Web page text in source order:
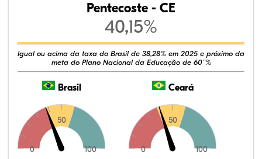
Pentecoste - CE
40,15%
Igual ou acima da taxa do Brasil de 38,28% em 2025 e próximo da
meta do Plano Nacional da Educação de 60¨%
Brasil
0
50
100
Ceará
0
50
100